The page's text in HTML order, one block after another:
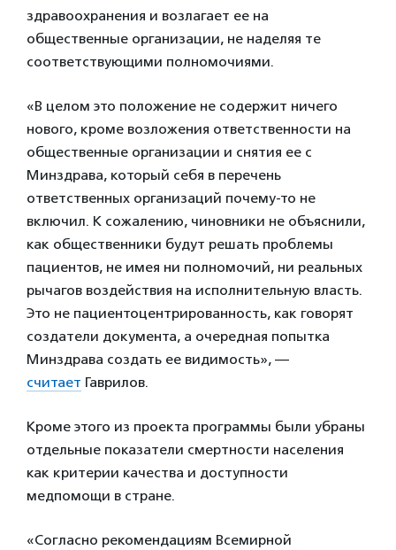
здравоохранения и возлагает ее на
общественные организации, не наделяя те
соответствующими полномочиями.
«В целом это положение не содержит ничего
нового, кроме возложения ответственности на
общественные организации и снятия ее с
Минздрава, который себя в перечень
ответственных организаций почему-то не
включил. К сожалению, чиновники не объяснили,
как общественники будут решать проблемы
пациентов, не имея ни полномочий, ни реальных
рычагов воздействия на исполнительную власть.
Это не пациентоцентрированность, как говорят
создатели документа, а очередная попытка
Минздрава создать ее видимость», —
считает Гаврилов.
Кроме этого из проекта программы были убраны
отдельные показатели смертности населения
как критерии качества и доступности
медпомощи в стране.
«Согласно рекомендациям Всемирной